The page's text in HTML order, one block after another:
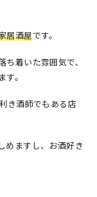
居酒屋です。
着いた雰囲気で、
。
き酒師でもある店
めますし、お酒好き